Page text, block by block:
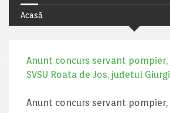
Acasă
Anunt concurs servant
SVSU Roata de Jos, judetul
Anunt concurs servant